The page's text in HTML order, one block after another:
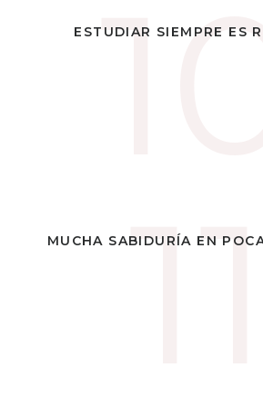
ESTUDIAR SIEMPRE ES
ESTUDIAR ES MÁS
MUCHA SABIDURÍA EN
EL VÍNCULO